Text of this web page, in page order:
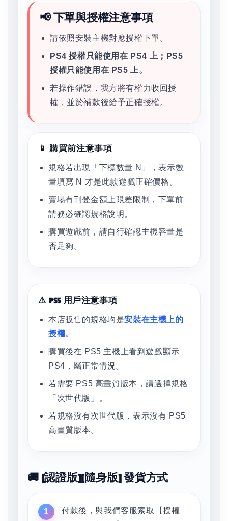
📢 下單與授權注意事項
請依照安裝主機對應授權下單。
PS4 授權只能使用在 PS4 上；PS5
授權只能使用在 PS5 上。
若操作錯誤，我方將有權力收回授
權，並於補款後給予正確授權。
📱 購買前注意事項
規格若出現「下標數量 N」，表示數
量填寫 N 才是此款遊戲正確價格。
賣場有刊登金額上限差限制，下單前
請務必確認規格說明。
購買遊戲前，請自行確認主機容量是
否足夠。
⚠️ PS5 用戶注意事項
本店販售的規格均是安裝在主機上的
授權。
購買後在 PS5 主機上看到遊戲顯示
PS4，屬正常情況。
若需要 PS5 高畫質版本，請選擇規格
「次世代版」。
若規格沒有次世代版，表示沒有 PS5
高畫質版本。
🚚 [認證版][隨身版] 發貨方式
付款後，與我們客服索取【授權